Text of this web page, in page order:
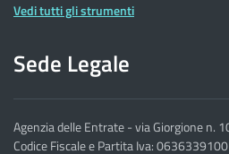
Vedi tutti gli strumenti
Sede Legale
Agenzia delle Entrate - via Giorgione n.
Codice Fiscale e Partita Iva: